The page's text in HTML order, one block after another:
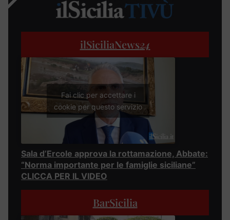
ilSiciliaNews24
Fai clic per accettare i
cookie per questo servizio
Sala d’Ercole approva la rottamazione, Abbate:
“Norma importante per le famiglie siciliane”
CLICCA PER IL VIDEO
BarSicilia